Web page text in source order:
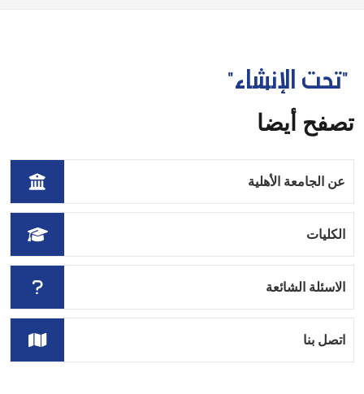
"تحت الإنشاء"
تصفح أيضا
عن الجامعة الأهلية
الكليات
الاسئلة الشائعة
اتصل بنا